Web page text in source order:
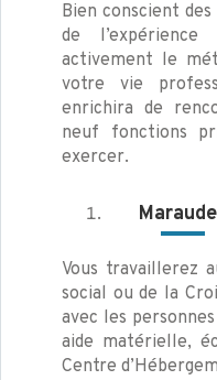
Bien conscient
de l’expérience
activement le
votre vie
enrichira de
neuf fonctions
exercer.
Vous travaillerez
social ou de la
avec les
aide matérielle,
Centre